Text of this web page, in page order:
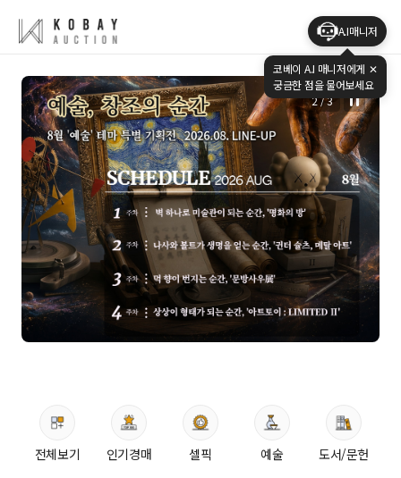
A.I매니저
2/3
전체보기 인기경매 셀픽 예술 도서/문헌
코베이 A.I 매니저에게 ✕
궁금한 점을 물어보세요